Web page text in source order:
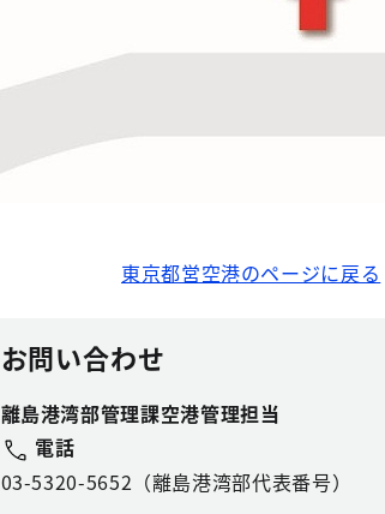
東京都営空港のページに戻る
お問い合わせ
離島港湾部管理課空港管理担当
電話
03-5320-5652（離島港湾部代表番号）